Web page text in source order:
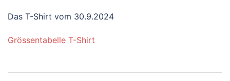
Das T-Shirt vom 30.9.2024
Grössentabelle T-Shirt